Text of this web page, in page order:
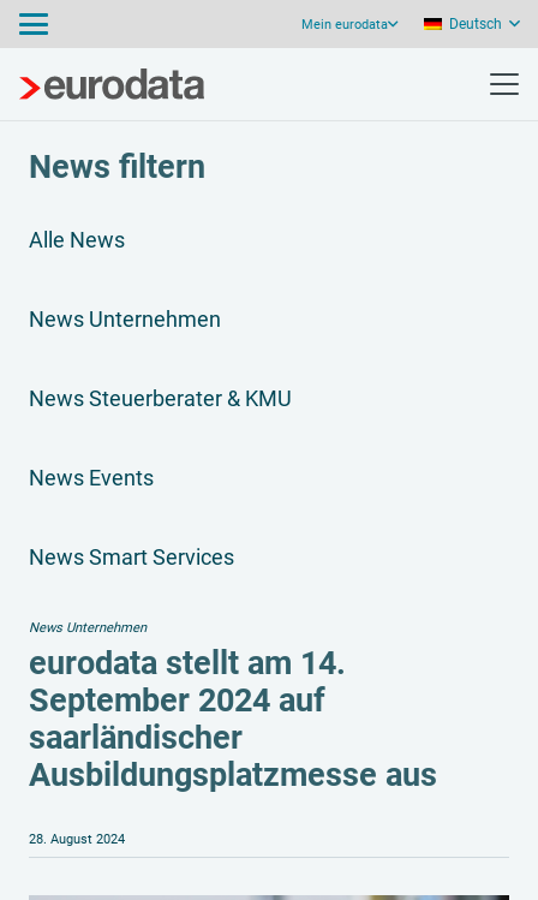
Mein eurodata Deutsch
News filtern
Alle News
News Unternehmen
News Steuerberater & KMU
News Events
News Smart Services
News Unternehmen
eurodata stellt am 14.
September 2024 auf
saarländischer
Ausbildungsplatzmesse aus
28. August 2024